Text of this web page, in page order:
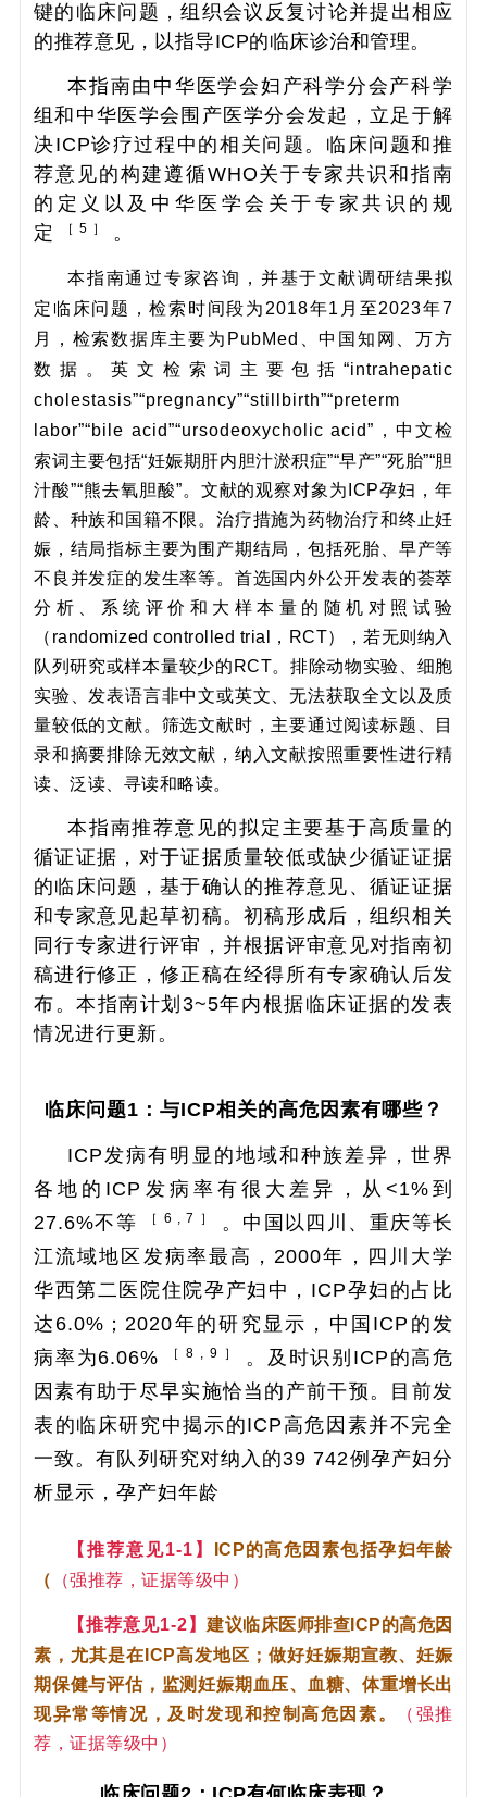
键的临床问题，组织会议反复讨论并提出相应
的推荐意见，以指导ICP的临床诊治和管理。
本指南由中华医学会妇产科学分会产科学
组和中华医学会围产医学分会发起，立足于解
决ICP诊疗过程中的相关问题。临床问题和推
荐意见的构建遵循WHO关于专家共识和指南
的定义以及中华医学会关于专家共识的规
定
［ 5 ］ 。
本指南通过专家咨询，并基于文献调研结果拟
定临床问题，检索时间段为2018年1月至2023年7
月，检索数据库主要为PubMed、中国知网、万方
数据。英文检索词主要包括“intrahepatic
cholestasis”“pregnancy”“stillbirth”“preterm
labor”“bile acid”“ursodeoxycholic acid”，中文检
索词主要包括“妊娠期肝内胆汁淤积症”“早产”“死胎”“胆
汁酸”“熊去氧胆酸”。文献的观察对象为ICP孕妇，年
龄、种族和国籍不限。治疗措施为药物治疗和终止妊
娠，结局指标主要为围产期结局，包括死胎、早产等
不良并发症的发生率等。首选国内外公开发表的荟萃
分析、系统评价和大样本量的随机对照试验
（randomized controlled trial，RCT），若无则纳入
队列研究或样本量较少的RCT。排除动物实验、细胞
实验、发表语言非中文或英文、无法获取全文以及质
量较低的文献。筛选文献时，主要通过阅读标题、目
录和摘要排除无效文献，纳入文献按照重要性进行精
读、泛读、寻读和略读。
本指南推荐意见的拟定主要基于高质量的
循证证据，对于证据质量较低或缺少循证证据
的临床问题，基于确认的推荐意见、循证证据
和专家意见起草初稿。初稿形成后，组织相关
同行专家进行评审，并根据评审意见对指南初
稿进行修正，修正稿在经得所有专家确认后发
布。本指南计划3~5年内根据临床证据的发表
情况进行更新。
临床问题1：与ICP相关的高危因素有哪些？
ICP发病有明显的地域和种族差异，世界
各地的ICP发病率有很大差异，从<1%到
27.6%不等
［ 6 , 7 ］
。中国以四川、重庆等长
江流域地区发病率最高，2000年，四川大学
华西第二医院住院孕产妇中，ICP孕妇的占比
达6.0%；2020年的研究显示，中国ICP的发
病率为6.06%
［ 8 , 9 ］
。及时识别ICP的高危
因素有助于尽早实施恰当的产前干预。目前发
表的临床研究中揭示的ICP高危因素并不完全
一致。有队列研究对纳入的39 742例孕产妇分
析显示，孕产妇年龄
【推荐意见1-1】
ICP的高危因素包括孕妇年龄
（ （强推荐，证据等级中）
【推荐意见1-2】建议临床医师排查ICP的高危因
素，尤其是在ICP高发地区；做好妊娠期宣教、妊娠
期保健与评估，监测妊娠期血压、血糖、体重增长出
现异常等情况，及时发现和控制高危因素。
（强推
荐，证据等级中）